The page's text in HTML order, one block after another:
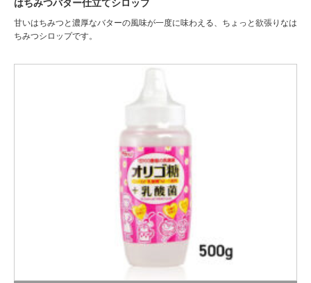
はちみつバター仕立てシロップ
甘いはちみつと濃厚なバターの風味が一度に味わえる、ちょっと欲張りなは
ちみつシロップです。